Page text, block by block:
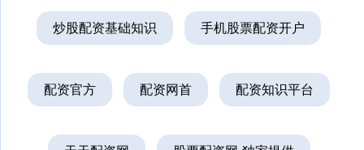
炒股配资基础知识 手机股票配资开户
配资官方 配资网首 配资知识平台